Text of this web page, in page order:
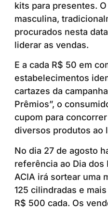
kits para presentes.
masculina,
procurados nesta
liderar as vendas.
E a cada R$ 50 em
estabelecimentos
cartazes da
Prêmios”, o
cupom para
diversos produtos ao
No dia 27 de agosto
referência ao Dia dos
ACIA irá sortear uma
125 cilindradas e
R$ 500 cada. Os